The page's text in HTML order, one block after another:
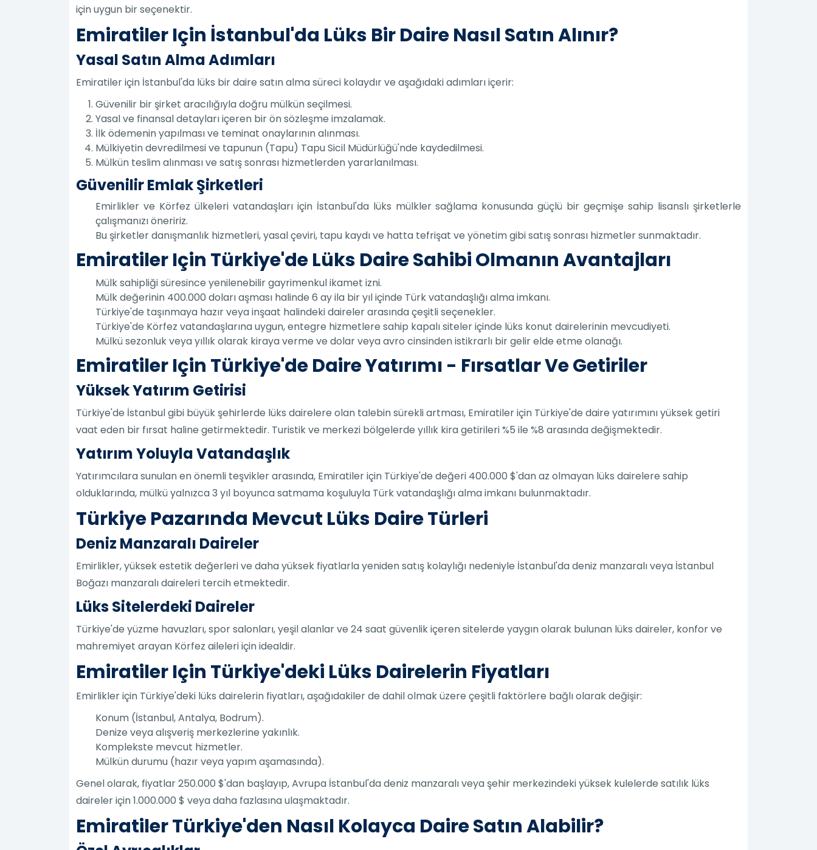
için uygun bir seçenektir.
Emiratiler Için İstanbul'da Lüks Bir Daire Nasıl Satın Alınır?
Yasal Satın Alma Adımları
Emiratiler için İstanbul'da lüks bir daire satın alma süreci kolaydır ve aşağıdaki adımları içerir:
Güvenilir bir şirket aracılığıyla doğru mülkün seçilmesi.
Yasal ve finansal detayları içeren bir ön sözleşme imzalamak.
İlk ödemenin yapılması ve teminat onaylarının alınması.
Mülkiyetin devredilmesi ve tapunun (Tapu) Tapu Sicil Müdürlüğü'nde kaydedilmesi.
Mülkün teslim alınması ve satış sonrası hizmetlerden yararlanılması.
Güvenilir Emlak Şirketleri
Emirlikler ve Körfez ülkeleri vatandaşları için İstanbul'da lüks mülkler sağlama konusunda güçlü bir geçmişe sahip lisanslı şirketlerle
çalışmanızı öneririz.
Bu şirketler danışmanlık hizmetleri, yasal çeviri, tapu kaydı ve hatta tefrişat ve yönetim gibi satış sonrası hizmetler sunmaktadır.
Emiratiler Için Türkiye'de Lüks Daire Sahibi Olmanın Avantajları
Mülk sahipliği süresince yenilenebilir gayrimenkul ikamet izni.
Mülk değerinin 400.000 doları aşması halinde 6 ay ila bir yıl içinde Türk vatandaşlığı alma imkanı.
Türkiye'de taşınmaya hazır veya inşaat halindeki daireler arasında çeşitli seçenekler.
Türkiye'de Körfez vatandaşlarına uygun, entegre hizmetlere sahip kapalı siteler içinde lüks konut dairelerinin mevcudiyeti.
Mülkü sezonluk veya yıllık olarak kiraya verme ve dolar veya avro cinsinden istikrarlı bir gelir elde etme olanağı.
Emiratiler Için Türkiye'de Daire Yatırımı - Fırsatlar Ve Getiriler
Yüksek Yatırım Getirisi
Türkiye'de İstanbul gibi büyük şehirlerde lüks dairelere olan talebin sürekli artması, Emiratiler için Türkiye'de daire yatırımını yüksek getiri
vaat eden bir fırsat haline getirmektedir. Turistik ve merkezi bölgelerde yıllık kira getirileri %5 ile %8 arasında değişmektedir.
Yatırım Yoluyla Vatandaşlık
Yatırımcılara sunulan en önemli teşvikler arasında, Emiratiler için Türkiye'de değeri 400.000 $'dan az olmayan lüks dairelere sahip
olduklarında, mülkü yalnızca 3 yıl boyunca satmama koşuluyla Türk vatandaşlığı alma imkanı bulunmaktadır.
Türkiye Pazarında Mevcut Lüks Daire Türleri
Deniz Manzaralı Daireler
Emirlikler, yüksek estetik değerleri ve daha yüksek fiyatlarla yeniden satış kolaylığı nedeniyle İstanbul'da deniz manzaralı veya İstanbul
Boğazı manzaralı daireleri tercih etmektedir.
Lüks Sitelerdeki Daireler
Türkiye'de yüzme havuzları, spor salonları, yeşil alanlar ve 24 saat güvenlik içeren sitelerde yaygın olarak bulunan lüks daireler, konfor ve
mahremiyet arayan Körfez aileleri için idealdir.
Emiratiler Için Türkiye'deki Lüks Dairelerin Fiyatları
Emirlikler için Türkiye'deki lüks dairelerin fiyatları, aşağıdakiler de dahil olmak üzere çeşitli faktörlere bağlı olarak değişir:
Konum (İstanbul, Antalya, Bodrum).
Denize veya alışveriş merkezlerine yakınlık.
Komplekste mevcut hizmetler.
Mülkün durumu (hazır veya yapım aşamasında).
Genel olarak, fiyatlar 250.000 $'dan başlayıp, Avrupa İstanbul'da deniz manzaralı veya şehir merkezindeki yüksek kulelerde satılık lüks
daireler için 1.000.000 $ veya daha fazlasına ulaşmaktadır.
Emiratiler Türkiye'den Nasıl Kolayca Daire Satın Alabilir?